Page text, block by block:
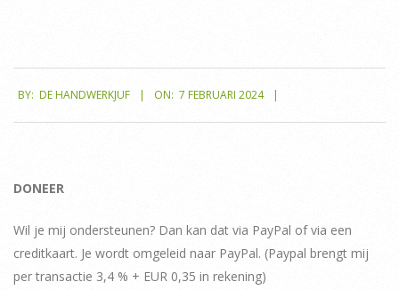
02-
07
BY: DE HANDWERKJUF ON: 7 FEBRUARI 2024
DONEER
Wil je mij ondersteunen? Dan kan dat via PayPal of via een
creditkaart. Je wordt omgeleid naar PayPal. (Paypal brengt mij
per transactie 3,4 % + EUR 0,35 in rekening)